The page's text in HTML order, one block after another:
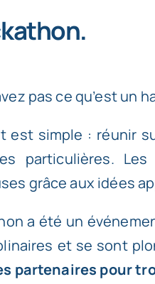
pas ce qu’est un
est simple : réunir
particulières.
grâce aux idées
a été un
et se sont
partenaires pour